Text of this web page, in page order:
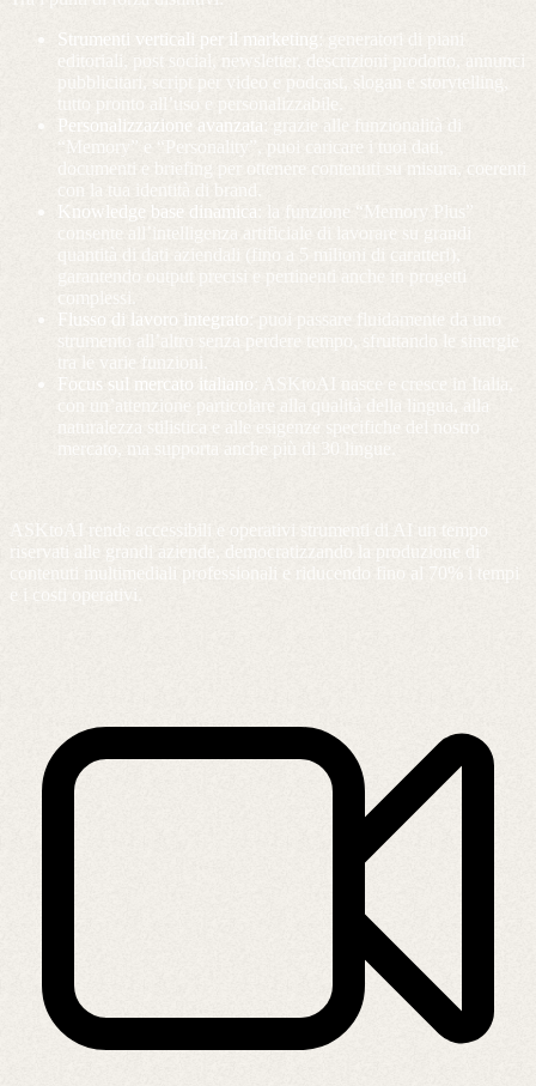
Strumenti verticali per il marketing : generatori di piani
editoriali, post social, newsletter, descrizioni prodotto, annunci
pubblicitari, script per video e podcast, slogan e storytelling,
tutto pronto all’uso e personalizzabile.
Personalizzazione avanzata : grazie alle funzionalità di
“Memory” e “Personality”, puoi caricare i tuoi dati,
documenti e briefing per ottenere contenuti su misura, coerenti
con la tua identità di brand.
Knowledge base dinamica: la funzione “Memory Plus”
consente all’intelligenza artificiale di lavorare su grandi
quantità di dati aziendali (fino a 5 milioni di caratteri),
garantendo output precisi e pertinenti anche in progetti
complessi.
Flusso di lavoro integrato : puoi passare fluidamente da uno
strumento all’altro senza perdere tempo, sfruttando le sinergie
tra le varie funzioni.
Focus sul mercato italiano : ASKtoAI nasce e cresce in Italia,
con un’attenzione particolare alla qualità della lingua, alla
naturalezza stilistica e alle esigenze specifiche del nostro
mercato, ma supporta anche più di 30 lingue.
ASKtoAI rende accessibili e operativi strumenti di AI un tempo
riservati alle grandi aziende, democratizzando la produzione di
contenuti multimediali professionali e riducendo fino al 70% i tempi
e i costi operativi.